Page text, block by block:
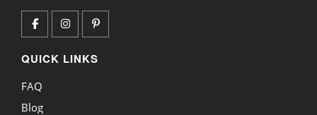
QUICK LINKS
FAQ
Blog